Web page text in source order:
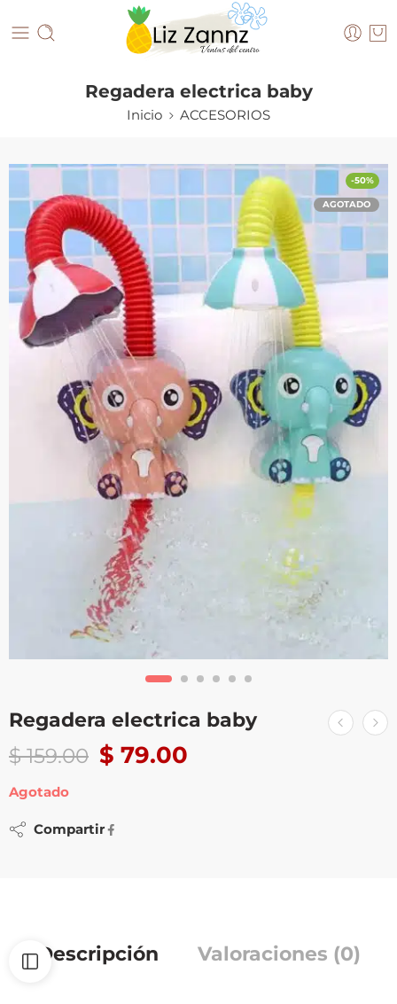
Regadera electrica baby
Inicio ACCESORIOS
-50%
AGOTADO
Regadera electrica baby
$159.00 $ 79.00
Agotado
Compartir
Descripción Valoraciones (0)